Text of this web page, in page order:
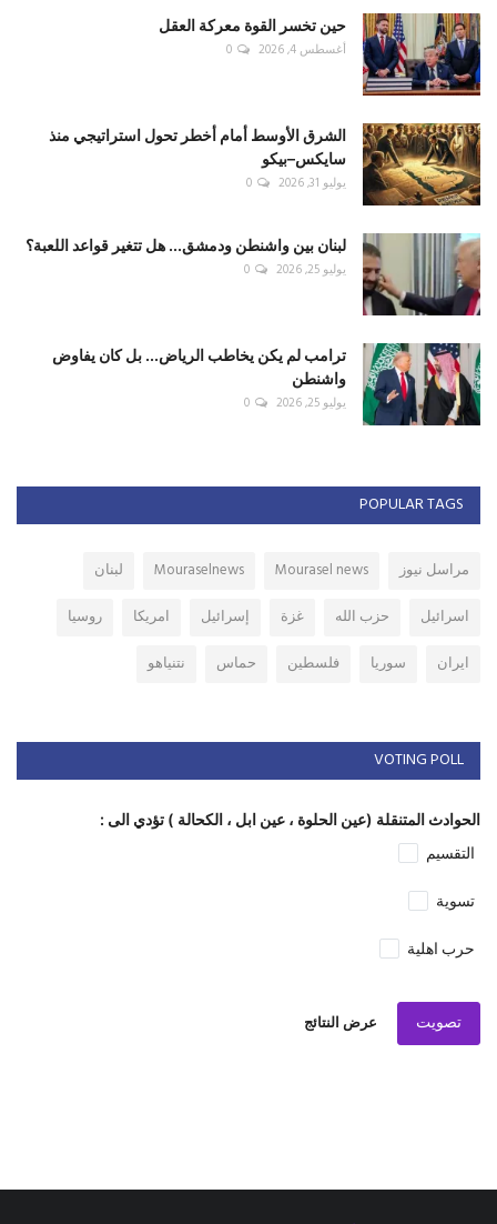
حين تخسر القوة معركة العقل
أغسطس 4, 2026 0
الشرق الأوسط أمام أخطر تحول استراتيجي منذ
سايكس–بيكو
يوليو 31, 2026 0
لبنان بين واشنطن ودمشق... هل تتغير قواعد اللعبة؟
يوليو 25, 2026 0
ترامب لم يكن يخاطب الرياض... بل كان يفاوض
واشنطن
يوليو 25, 2026 0
POPULAR TAGS
مراسل نيوز Mourasel news
Mouraselnews
لبنان
اسرائيل
حزب الله غزة إسرائيل امريكا
روسيا
ايران
سوريا فلسطين حماس نتنياهو
VOTING POLL
الحوادث المتنقلة (عين الحلوة ، عين ابل ، الكحالة ) تؤدي الى :
التقسيم
تسوية
حرب اهلية
تصويت عرض النتائج